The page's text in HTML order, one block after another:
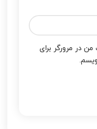
در مرورگر برای